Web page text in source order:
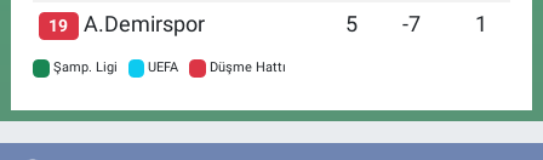
19 A.Demirspor 5 -7 1
Şamp. Ligi UEFA Düşme Hattı